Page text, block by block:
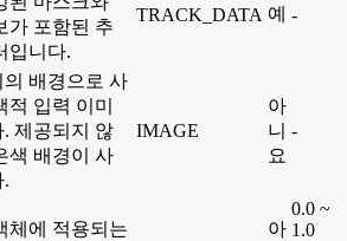
가 포함된 추
입니다.
TRACK_DATA 예 -
의 배경으로 사
적 입력 이미
. 제공되지 않
색 배경이 사
.
IMAGE
아
니
요
-
체에 적용되는
아
0.0 ~
1.0